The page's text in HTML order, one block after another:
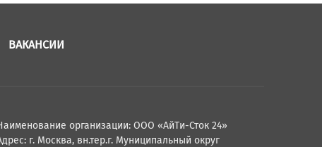
ВАКАНСИИ
организации: ООО «АйТи-Сток 24»
г. Москва, вн.тер.г. Муниципальный округ